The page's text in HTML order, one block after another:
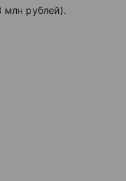
млн рублей).